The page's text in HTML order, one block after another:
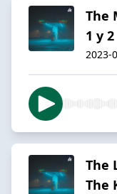
The
1 y 2
2023-
The
The